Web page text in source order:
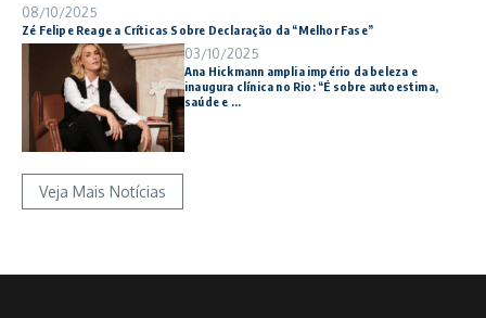
08/10/2025
Zé Felipe Reage a Críticas Sobre Declaração da “Melhor Fase”
03/10/2025
Ana Hickmann amplia império da beleza e
inaugura clínica no Rio: “É sobre autoestima,
saúde e ...
Veja Mais Notícias